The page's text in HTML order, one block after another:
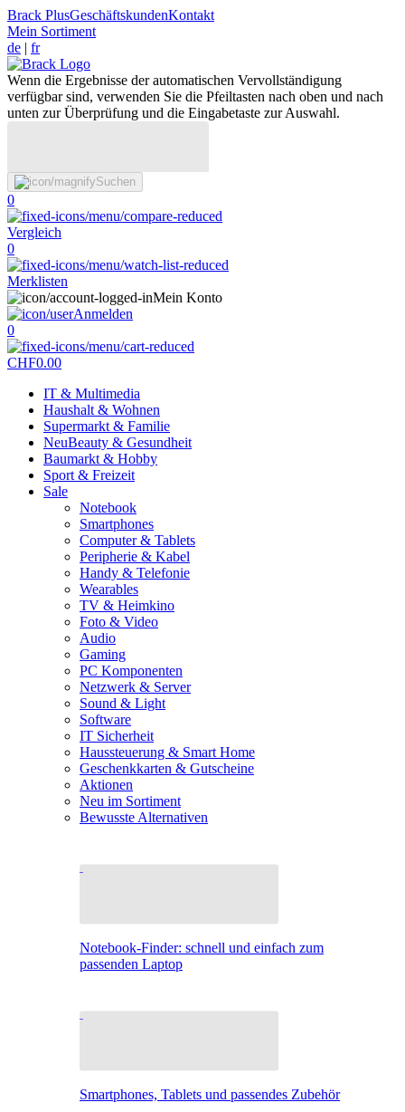
Brack PlusGeschäftskundenKontakt
Mein Sortiment
de | fr
Wenn die Ergebnisse der automatischen Vervollständigung
verfügbar sind, verwenden Sie die Pfeiltasten nach oben und nach
unten zur Überprüfung und die Eingabetaste zur Auswahl.
Suchen
0
Vergleich
0
Merklisten
Mein Konto
Anmelden
0
CHF0.00
IT & Multimedia
Haushalt & Wohnen
Supermarkt & Familie
NeuBeauty & Gesundheit
Baumarkt & Hobby
Sport & Freizeit
Sale
Notebook
Smartphones
Computer & Tablets
Peripherie & Kabel
Handy & Telefonie
Wearables
TV & Heimkino
Foto & Video
Audio
Gaming
PC Komponenten
Netzwerk & Server
Sound & Light
Software
IT Sicherheit
Haussteuerung & Smart Home
Geschenkkarten & Gutscheine
Aktionen
Neu im Sortiment
Bewusste Alternativen
Notebook-Finder: schnell und einfach zum
passenden Laptop
Smartphones, Tablets und passendes Zubehör